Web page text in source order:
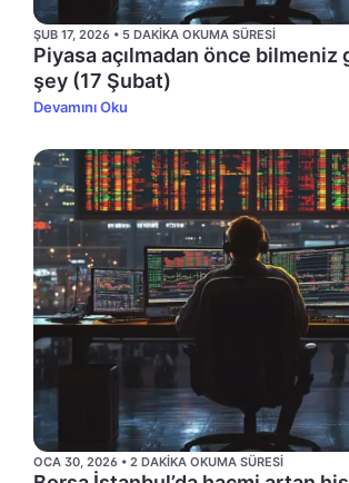
ŞUB 17, 2026 • 5 DAKIKA OKUMA SÜRESI
Piyasa açılmadan önce bilmeniz
şey (17 Şubat)
Devamını Oku
OCA 30, 2026 • 2 DAKIKA OKUMA SÜRESI